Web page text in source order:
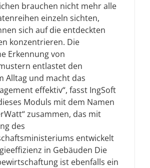
brauchen nicht mehr alle
einzeln sichten,
sich auf die entdeckten
konzentrieren. Die
Erkennung von
entlastet den
Alltag und macht das
effektiv“, fasst IngSoft
Moduls mit dem Namen
zusammen, das mit
des
entwickelt
in Gebäuden Die
ist ebenfalls ein